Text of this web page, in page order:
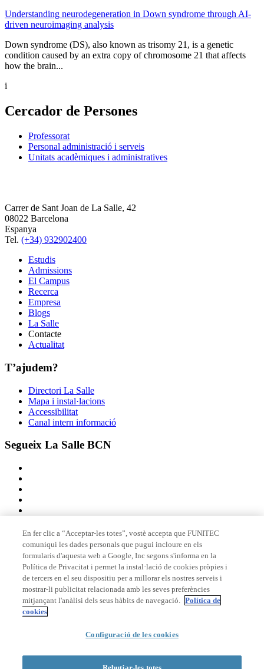
Understanding neurodegeneration in Down syndrome through AI-
driven neuroimaging analysis
Down syndrome (DS), also known as trisomy 21, is a genetic
condition caused by an extra copy of chromosome 21 that affects
how the brain...
i
Cercador de Persones
Professorat
Personal administració i serveis
Unitats acadèmiques i administratives
Carrer de Sant Joan de La Salle, 42
08022 Barcelona
Espanya
Tel. (+34) 932902400
Estudis
Admissions
El Campus
Recerca
Empresa
Blogs
La Salle
Contacte
Actualitat
T’ajudem?
Directori La Salle
Mapa i instal·lacions
Accessibilitat
Canal intern informació
Segueix La Salle BCN
Membre de
Acreditacions
© 2026 La Salle Campus Barcelona - URL |Avís legal
En fer clic a “Acceptar-les totes”, vostè accepta que FUNITEC
comuniqui les dades personals que pugui incloure en els
formularis d'aquesta web a Google, Inc segons s'informa en la
Política de Privacitat i permet la instal·lació de cookies pròpies i
de tercers en el seu dispositiu per a millorar els nostres serveis i
mostrar-li publicitat relacionada amb les seves preferències
mitjançant l'anàlisi dels seus hàbits de navegació. Política de
cookies
Configuració de les cookies